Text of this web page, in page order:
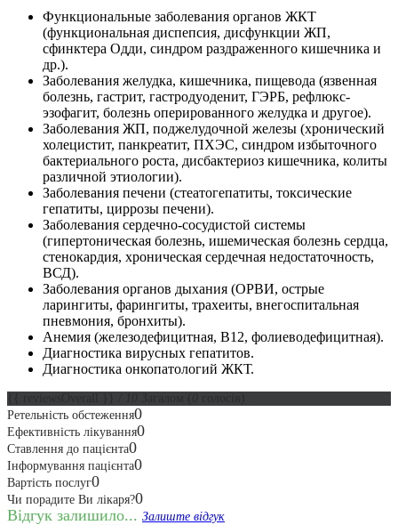
Функциональные заболевания органов ЖКТ
(функциональная диспепсия, дисфункции ЖП,
сфинктера Одди, синдром раздраженного кишечника и
др.).
Заболевания желудка, кишечника, пищевода (язвенная
болезнь, гастрит, гастродуоденит, ГЭРБ, рефлюкс-
эзофагит, болезнь оперированного желудка и другое).
Заболевания ЖП, поджелудочной железы (хронический
холецистит, панкреатит, ПХЭС, синдром избыточного
бактериального роста, дисбактериоз кишечника, колиты
различной этиологии).
Заболевания печени (стеатогепатиты, токсические
гепатиты, циррозы печени).
Заболевания сердечно-сосудистой системы
(гипертоническая болезнь, ишемическая болезнь сердца,
стенокардия, хроническая сердечная недостаточность,
ВСД).
Заболевания органов дыхания (ОРВИ, острые
ларингиты, фарингиты, трахеиты, внегоспитальная
пневмония, бронхиты).
Анемия (железодефицитная, В12, фолиеводефицитная).
Диагностика вирусных гепатитов.
Диагностика онкопатологий ЖКТ.
Ретельність обстеження0
Ефективність лікування0
Ставлення до пацієнта0
Інформування пацієнта0
Вартість послуг0
Чи порадите Ви лікаря?0
Відгук залишило... Залиште відгук